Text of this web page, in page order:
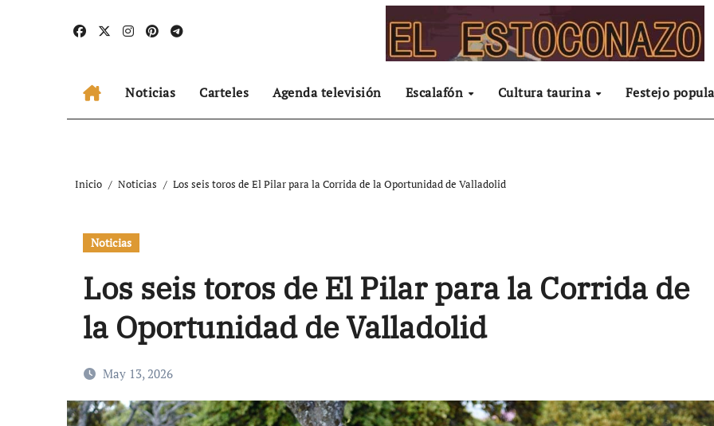
Noticias Carteles Agenda televisión Escalafón Cultura taurina Festejo
Inicio Noticias Los seis toros de El Pilar para la Corrida de la Oportunidad de Valladolid
Noticias
Los seis toros de El Pilar para la Corrida de
la Oportunidad de Valladolid
May 13, 2026